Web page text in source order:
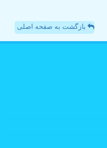
بازگشت به صفحه اصلی